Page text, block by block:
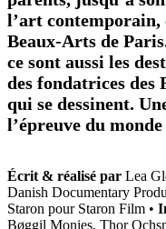
l’art contemporain,
Beaux-Arts de
ce sont aussi les
des fondatrices des
qui se dessinent.
l’épreuve du
Écrit & réalisé par Lea
Danish Documentary
Staron pour Staron Film •
Bøggil Monies, Thor